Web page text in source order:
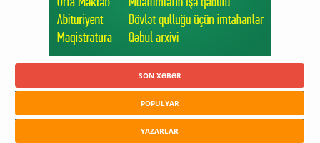
SON XƏBƏR
POPULYAR
YAZARLAR